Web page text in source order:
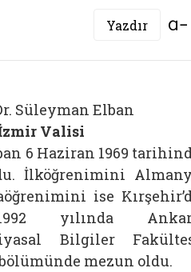
Yazdır
Süleyman Elban
Valisi
6 Haziran 1969
İlköğrenimini
ise
yılında
Bilgiler
mezun oldu.